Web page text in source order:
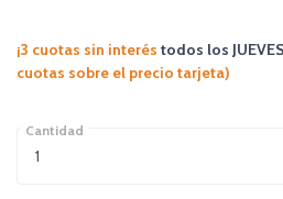
¡3 cuotas sin interés todos los JUEVES
cuotas sobre el precio tarjeta)
Cantidad